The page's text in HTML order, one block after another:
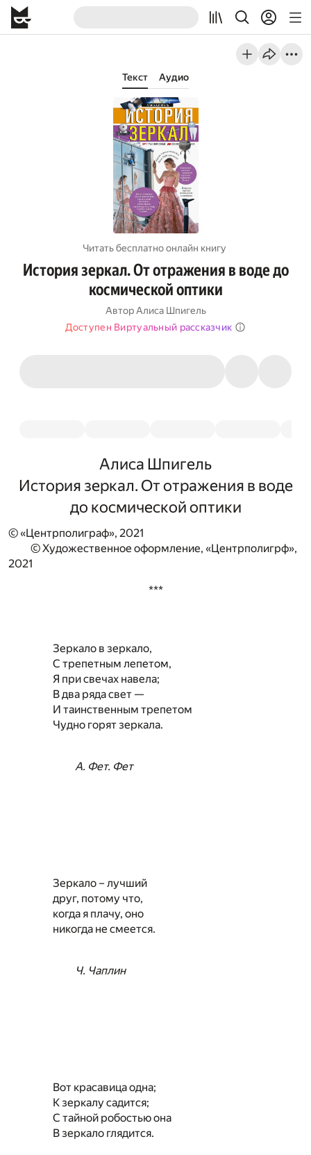
Текст Аудио
Читать бесплатно онлайн книгу
История зеркал. От отражения в воде до
космической оптики
Автор Алиса Шпигель
Доступен Виртуальный рассказчик
Алиса Шпигель
История зеркал. От отражения в воде
до космической оптики
© «Центрполиграф», 2021
© Художественное оформление, «Центрполигрф»,
2021
***
Зеркало в зеркало,
С трепетным лепетом,
Я при свечах навела;
В два ряда свет —
И таинственным трепетом
Чудно горят зеркала.
А. Фет. Фет
Зеркало – лучший
друг, потому что,
когда я плачу, оно
никогда не смеется.
Ч. Чаплин
Вот красавица одна;
К зеркалу садится;
С тайной робостью она
В зеркало глядится.